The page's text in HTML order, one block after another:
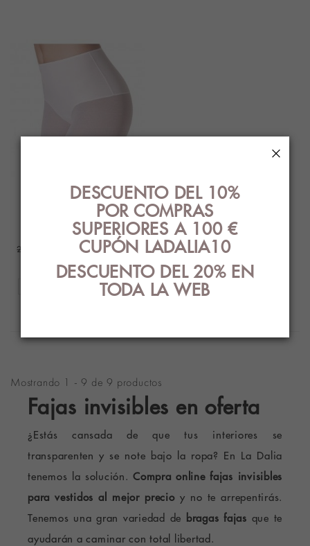
Braga Faja Janira Short
Secrets..
21,90 € 17,52 € -20%
Mostrando 1 - 9 de 9 productos
Fajas invisibles en oferta
¿Estás cansada de que tus interiores se
transparenten y se note bajo la ropa? En La Dalia
tenemos la solución.Compra online fajas invisibles
para vestidos al mejor precioy no te arrepentirás.
Tenemos una gran variedad de bragas fajas que te
ayudarán a caminar con total libertad.
DESCUENTO DEL 10%
POR COMPRAS
SUPERIORES A 100 €
CUPÓN LADALIA10
DESCUENTO DEL 20% EN
TODA LA WEB
×